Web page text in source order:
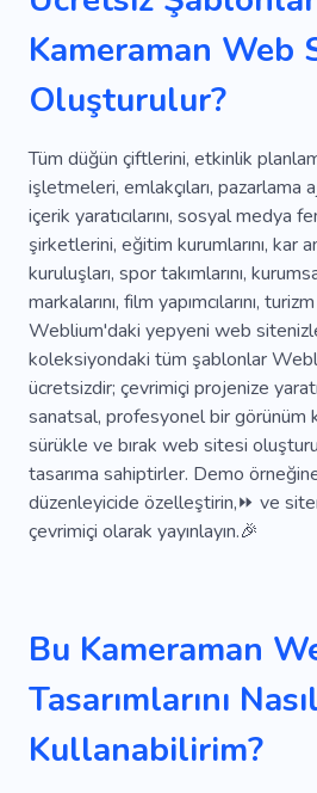
Tsikavyi Vlog
Kazanan
YouTube Blog Yazarı
Fotoğraf Çekimi
Gelinlikler
Davet
Gelin Aşk
Kameraman Web
Oluşturulur?
Tüm düğün çiftlerini, etkinlik
işletmeleri, emlakçıları, pazarlama
içerik yaratıcılarını, sosyal medya
şirketlerini, eğitim kurumlarını, kar
kuruluşları, spor takımlarını,
markalarını, film yapımcılarını,
Weblium'daki yepyeni web
koleksiyondaki tüm şablonlar
ücretsizdir; çevrimiçi projenize
sanatsal, profesyonel bir görünüm
sürükle ve bırak web sitesi
tasarıma sahiptirler. Demo
düzenleyicide özelleştirin,⏩ ve
çevrimiçi olarak yayınlayın.🎉
Bu Kameraman
Tasarımlarını Nasıl
Kullanabilirim?